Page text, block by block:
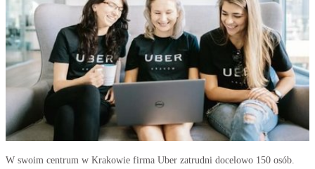
W swoim centrum w Krakowie firma Uber zatrudni docelowo 150 osób.